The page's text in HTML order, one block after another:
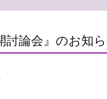
討論会』のお知